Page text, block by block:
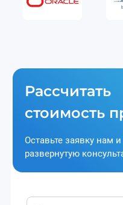
Рассчитать
стоимость
Оставьте заявку нам
развернутую